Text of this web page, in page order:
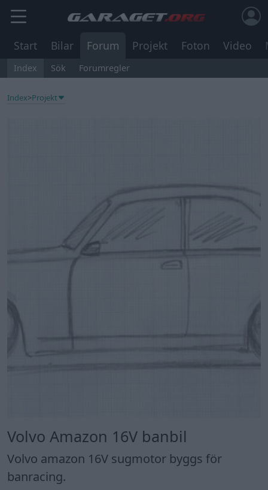
Start Bilar Forum Projekt Foton Video
Index Sök Forumregler
Index>Projekt
Volvo Amazon 16V banbil
Volvo amazon 16V sugmotor byggs för
banracing.